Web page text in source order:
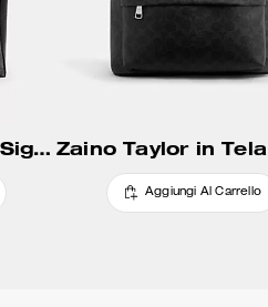
Zaino Owen in Tela Signature
Aggiungi Al Carrello